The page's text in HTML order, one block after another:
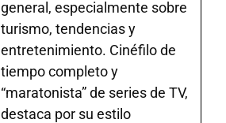
general, especialmente sobre
turismo, tendencias y
entretenimiento. Cinéfilo de
tiempo completo y
“maratonista” de series de TV,
destaca por su estilo